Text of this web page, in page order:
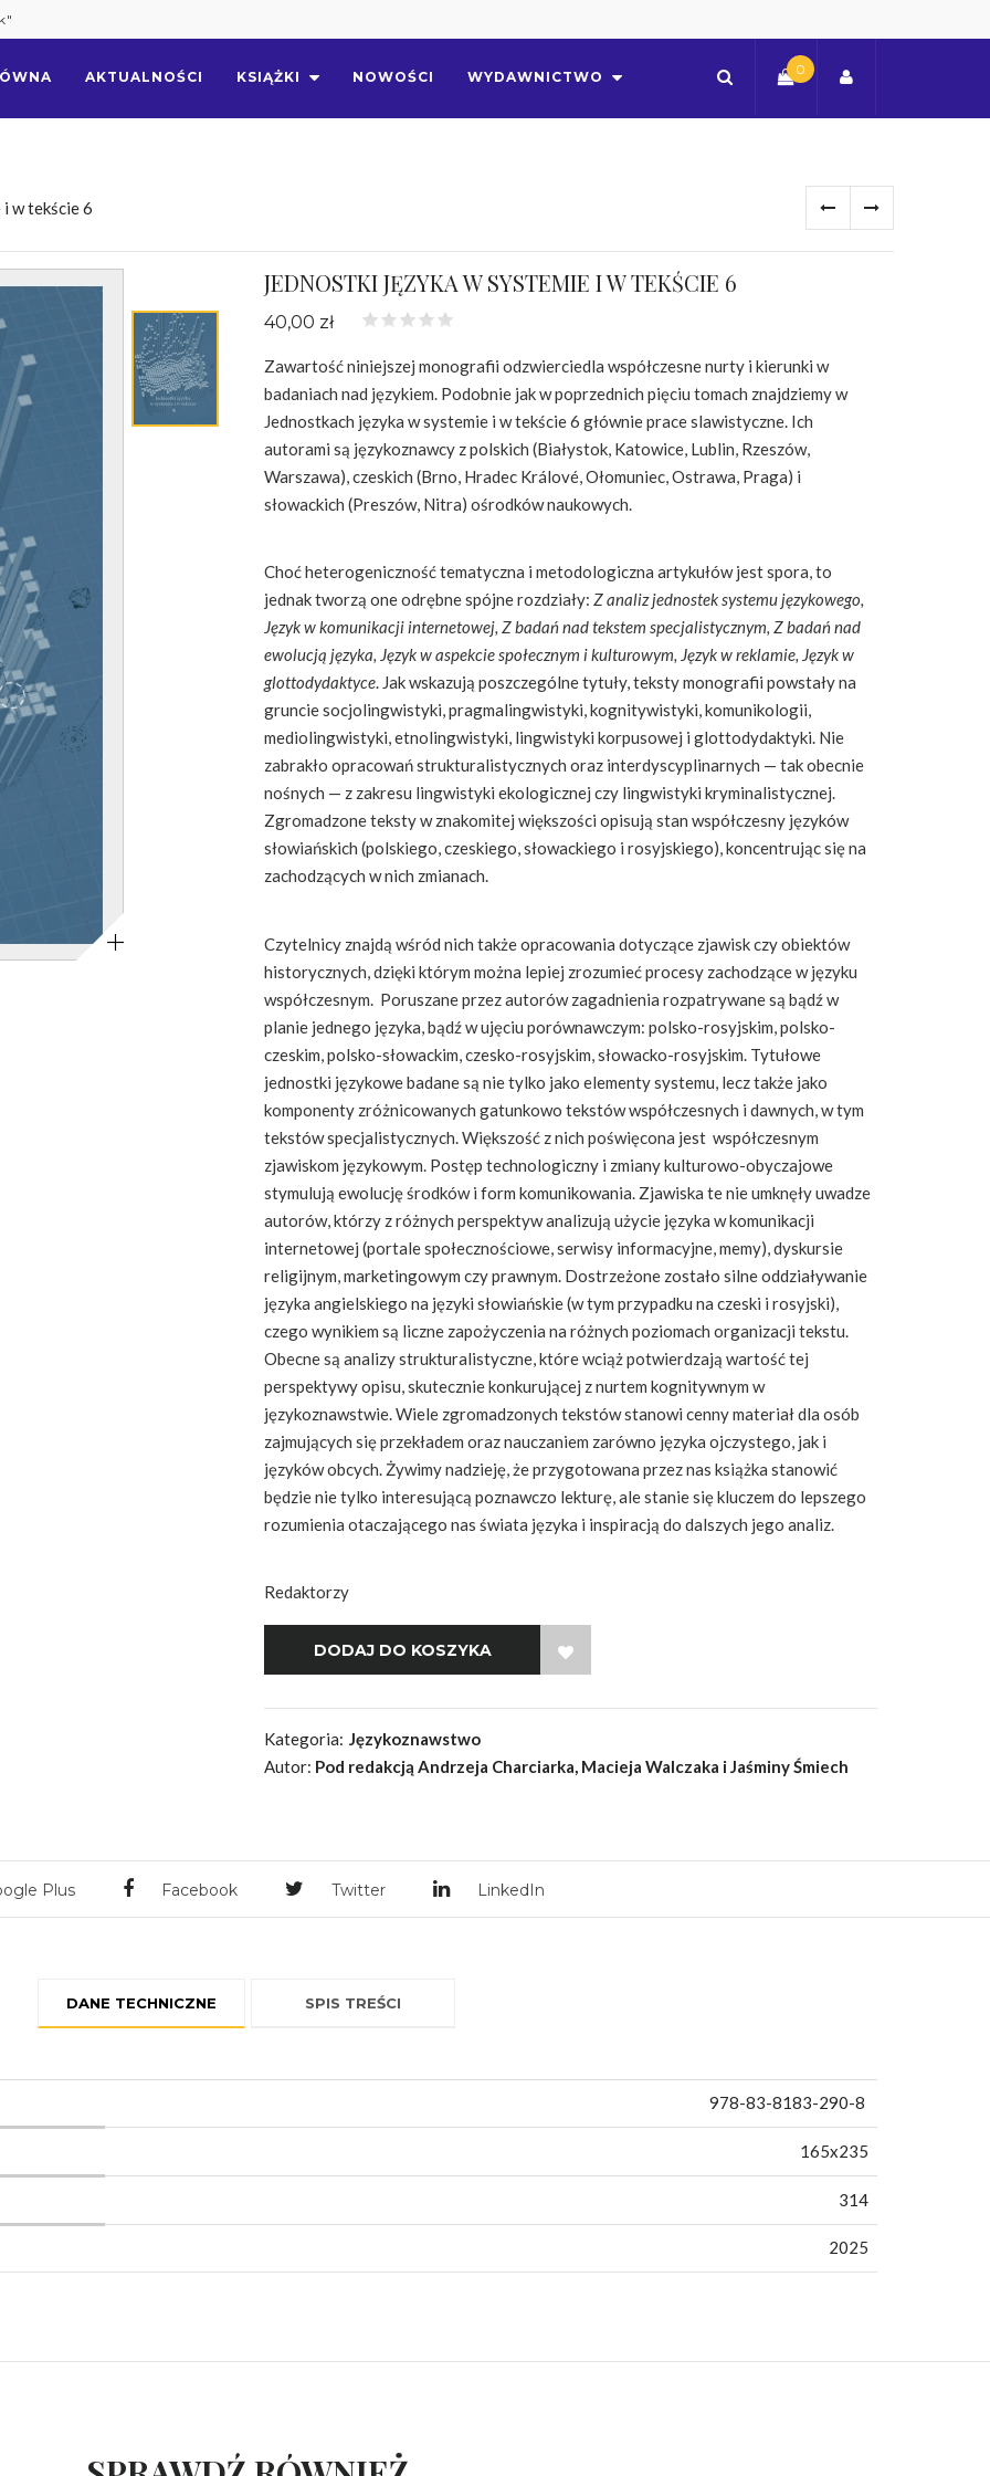
0
AKTUALNOŚCI KSIĄŻKI NOWOŚCI WYDAWNICTWO
w tekście 6
Powiększ
JEDNOSTKI JĘZYKA W SYSTEMIE I W TEKŚCIE 6
40,00 zł
Zawartość niniejszej monografii odzwierciedla współczesne nurty i kierunki w
badaniach nad językiem. Podobnie jak w poprzednich pięciu tomach znajdziemy w
Jednostkach języka w systemie i w tekście 6 głównie prace slawistyczne. Ich
autorami są językoznawcy z polskich (Białystok, Katowice, Lublin, Rzeszów,
Warszawa), czeskich (Brno, Hradec Králové, Ołomuniec, Ostrawa, Praga) i
słowackich (Preszów, Nitra) ośrodków naukowych.
Choć heterogeniczność tematyczna i metodologiczna artykułów jest spora, to
jednak tworzą one odrębne spójne rozdziały: Z analiz jednostek systemu językowego,
Język w komunikacji internetowej, Z badań nad tekstem specjalistycznym, Z badań nad
ewolucją języka, Język w aspekcie społecznym i kulturowym, Język w reklamie, Język w
glottodydaktyce. Jak wskazują poszczególne tytuły, teksty monografii powstały na
gruncie socjolingwistyki, pragmalingwistyki, kognitywistyki, komunikologii,
mediolingwistyki, etnolingwistyki, lingwistyki korpusowej i glottodydaktyki. Nie
zabrakło opracowań strukturalistycznych oraz interdyscyplinarnych — tak obecnie
nośnych — z zakresu lingwistyki ekologicznej czy lingwistyki kryminalistycznej.
Zgromadzone teksty w znakomitej większości opisują stan współczesny języków
słowiańskich (polskiego, czeskiego, słowackiego i rosyjskiego), koncentrując się na
zachodzących w nich zmianach.
Czytelnicy znajdą wśród nich także opracowania dotyczące zjawisk czy obiektów
historycznych, dzięki którym można lepiej zrozumieć procesy zachodzące w języku
współczesnym. Poruszane przez autorów zagadnienia rozpatrywane są bądź w
planie jednego języka, bądź w ujęciu porównawczym: polsko-rosyjskim, polsko-
czeskim, polsko-słowackim, czesko-rosyjskim, słowacko-rosyjskim. Tytułowe
jednostki językowe badane są nie tylko jako elementy systemu, lecz także jako
komponenty zróżnicowanych gatunkowo tekstów współczesnych i dawnych, w tym
tekstów specjalistycznych. Większość z nich poświęcona jest współczesnym
zjawiskom językowym. Postęp technologiczny i zmiany kulturowo-obyczajowe
stymulują ewolucję środków i form komunikowania. Zjawiska te nie umknęły uwadze
autorów, którzy z różnych perspektyw analizują użycie języka w komunikacji
internetowej (portale społecznościowe, serwisy informacyjne, memy), dyskursie
religijnym, marketingowym czy prawnym. Dostrzeżone zostało silne oddziaływanie
języka angielskiego na języki słowiańskie (w tym przypadku na czeski i rosyjski),
czego wynikiem są liczne zapożyczenia na różnych poziomach organizacji tekstu.
Obecne są analizy strukturalistyczne, które wciąż potwierdzają wartość tej
perspektywy opisu, skutecznie konkurującej z nurtem kognitywnym w
językoznawstwie. Wiele zgromadzonych tekstów stanowi cenny materiał dla osób
zajmujących się przekładem oraz nauczaniem zarówno języka ojczystego, jak i
języków obcych. Żywimy nadzieję, że przygotowana przez nas książka stanowić
będzie nie tylko interesującą poznawczo lekturę, ale stanie się kluczem do lepszego
rozumienia otaczającego nas świata języka i inspiracją do dalszych jego analiz.
Redaktorzy
WISH LIST
Kategoria: Językoznawstwo
Autor: Pod redakcją Andrzeja Charciarka, Macieja Walczaka i Jaśminy Śmiech
Plus Facebook Twitter LinkedIn
DANE TECHNICZNE SPIS TREŚCI
978-83-8183-290-8
165x235
314
2025